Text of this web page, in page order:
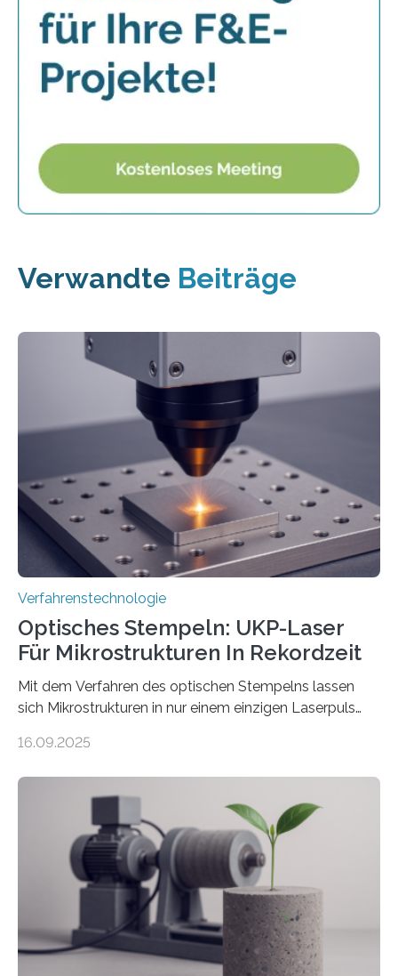
Verwandte Beiträge
Verfahrenstechnologie
Optisches Stempeln: UKP-Laser
Für Mikrostrukturen In Rekordzeit
Mit dem Verfahren des optischen Stempelns lassen
sich Mikrostrukturen in nur einem einzigen Laserpuls
zeitaufwändiges Abscannen der Fläche. Am Fraunhofer
RWTH Aachen den Strahl eines Ultrakurzpulslasers
mithilfe eines Spatial Light Modulators (SLM) exakt in
das gewünschte Muster und bringen es direkt auf die
Werkstückoberfläche. Das beschleunigt die
Bearbeitung deutlich und eröffnet neue Möglichkeiten
für Branchen wie die stahl- und metallverarbeitende
Industrie oder die Glasverarbeitung. Erste Tests…
16.09.2025